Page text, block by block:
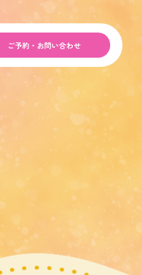
ご予約・お問い合わせ